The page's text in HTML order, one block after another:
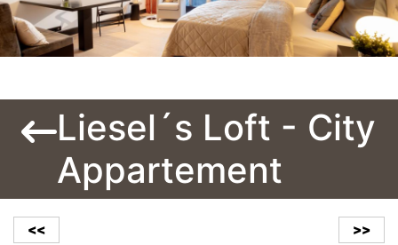
Liesel´s Loft - City
Appartement
>>
<<